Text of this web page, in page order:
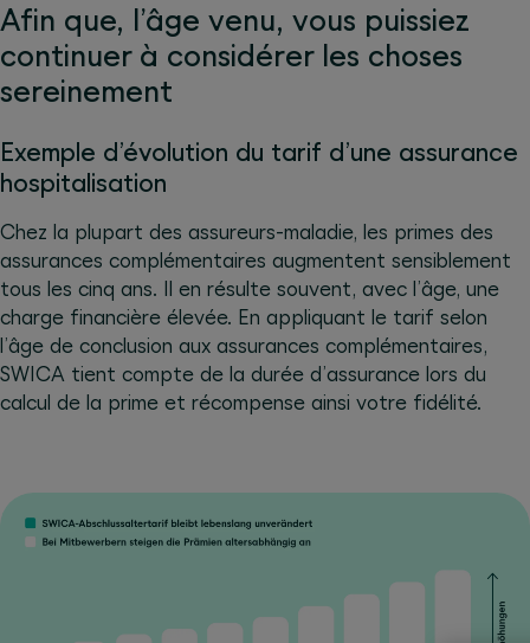
Afin que, l’âge venu, vous puissiez
continuer à considérer les choses
sereinement
Exemple d’évolution du tarif d’une assurance
hospitalisation
Chez la plupart des assureurs-maladie, les primes des
assurances complémentaires augmentent sensiblement
tous les cinq ans. Il en résulte souvent, avec l’âge, une
charge financière élevée. En appliquant le tarif selon
l’âge de conclusion aux assurances complémentaires,
SWICA tient compte de la durée d’assurance lors du
calcul de la prime et récompense ainsi votre fidélité.